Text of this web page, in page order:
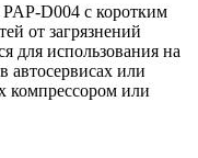
D004 с коротким
от загрязнений
для использования на
или
компрессором или